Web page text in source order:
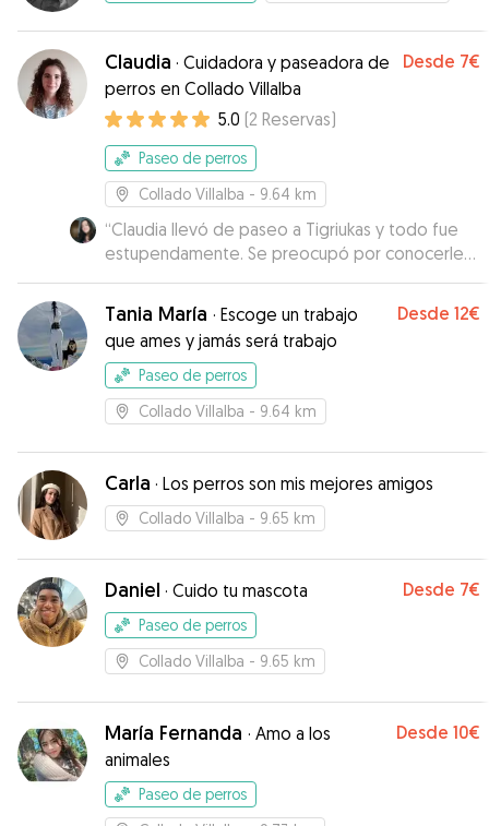
Claudia · Cuidadora y paseadora de
perros en Collado Villalba
Desde 7€
5.0 (2 Reservas)
Paseo de perros
Collado Villalba - 9.64 km
“Claudia llevó de paseo a Tigriukas y todo fue
estupendamente. Se preocupó por conocerle
antes del día del paseo y me mandó fotos
durante el mismo. Es amable y tranquila, nos
quedamos encantados con ella.”
Tania María · Escoge un trabajo
que ames y jamás será trabajo
Desde 12€
Paseo de perros
Collado Villalba - 9.64 km
Carla · Los perros son mis mejores amigos
Collado Villalba - 9.65 km
Daniel · Cuido tu mascota Desde 7€
Paseo de perros
Collado Villalba - 9.65 km
María Fernanda · Amo a los
animales
Desde 10€
Paseo de perros